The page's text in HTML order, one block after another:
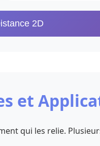
2D
et
qui les relie.